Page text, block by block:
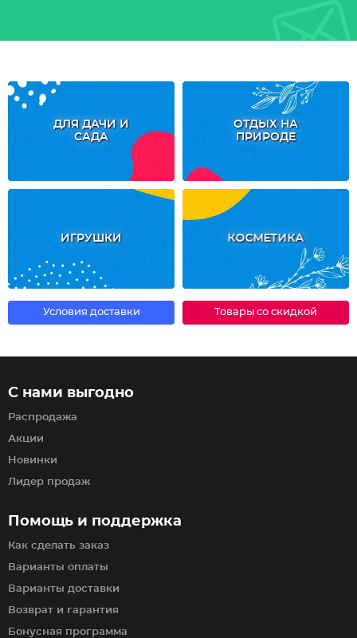
ДЛЯ ДАЧИ И
САДА
ОТДЫХ НА
ПРИРОДЕ
ИГРУШКИ КОСМЕТИКА
Условия доставки Товары со скидкой
Помощь и поддержка
Как сделать заказ
Варианты оплаты
Варианты доставки
Возврат и гарантия
Бонусная программа
С нами выгодно
Распродажа
Акции
Новинки
Лидер продаж